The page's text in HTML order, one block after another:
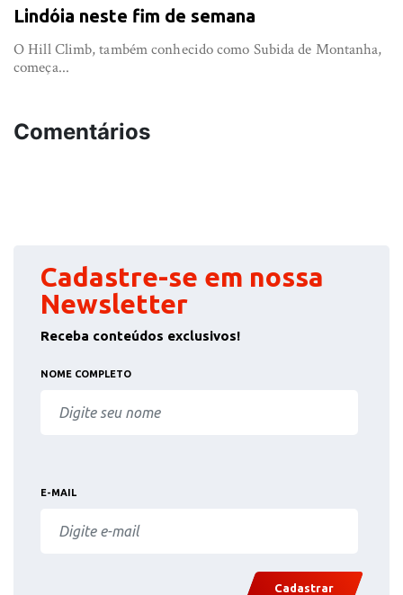
Lindóia neste fim de semana
O Hill Climb, também conhecido como Subida de Montanha,
começa...
Comentários
Cadastre-se em nossa
Newsletter
Receba conteúdos exclusivos!
NOME COMPLETO
E-MAIL
Cadastrar